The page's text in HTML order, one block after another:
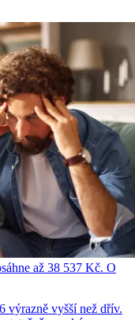
až 38 537 Kč. O
výrazně vyšší než dřív.